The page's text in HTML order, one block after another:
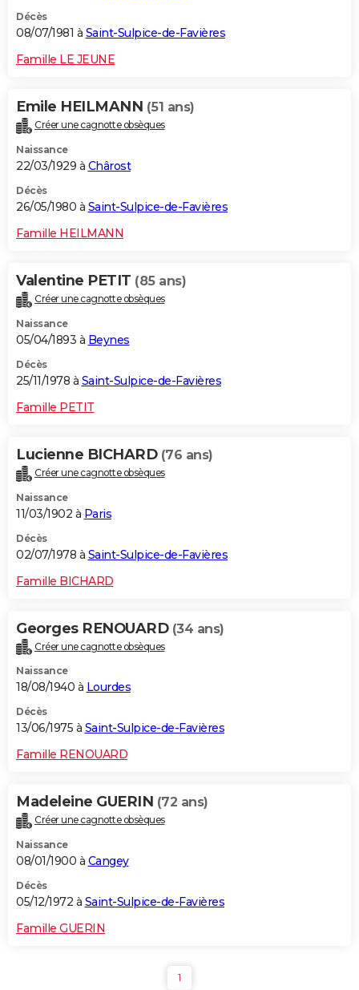
Décès
08/07/1981 à Saint-Sulpice-de-Favières
Famille LE JEUNE
Emile HEILMANN (51 ans)
Créer une cagnotte obsèques
Naissance
22/03/1929 à Chârost
Décès
26/05/1980 à Saint-Sulpice-de-Favières
Famille HEILMANN
Valentine PETIT (85 ans)
Créer une cagnotte obsèques
Naissance
05/04/1893 à Beynes
Décès
25/11/1978 à Saint-Sulpice-de-Favières
Famille PETIT
Lucienne BICHARD (76 ans)
Créer une cagnotte obsèques
Naissance
11/03/1902 à Paris
Décès
02/07/1978 à Saint-Sulpice-de-Favières
Famille BICHARD
Georges RENOUARD (34 ans)
Créer une cagnotte obsèques
Naissance
18/08/1940 à Lourdes
Décès
13/06/1975 à Saint-Sulpice-de-Favières
Famille RENOUARD
Madeleine GUERIN (72 ans)
Créer une cagnotte obsèques
Naissance
08/01/1900 à Cangey
Décès
05/12/1972 à Saint-Sulpice-de-Favières
Famille GUERIN
1